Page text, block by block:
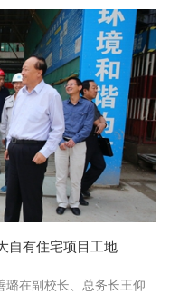
自有住宅项目工地
璐在副校长、总务长王仰